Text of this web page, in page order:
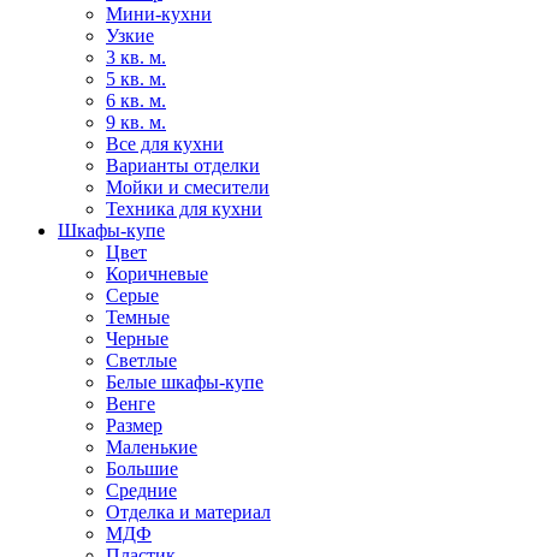
Мини-кухни
Узкие
3 кв. м.
5 кв. м.
6 кв. м.
9 кв. м.
Все для кухни
Варианты отделки
Мойки и смесители
Техника для кухни
Шкафы-купе
Цвет
Коричневые
Серые
Темные
Черные
Светлые
Белые шкафы-купе
Венге
Размер
Маленькие
Большие
Средние
Отделка и материал
МДФ